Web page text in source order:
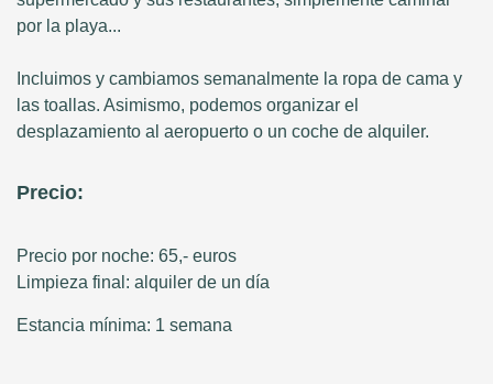
por la playa...
Incluimos y cambiamos semanalmente la ropa de cama y
las toallas. Asimismo, podemos organizar el
desplazamiento al aeropuerto o un coche de alquiler.
Precio:
Precio por noche: 65,- euros
Limpieza final: alquiler de un día
Estancia mínima: 1 semana